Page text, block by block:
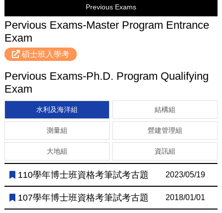
Previous Exams
Pervious Exams-Master Program Entrance
Exam
碩士班入學考
Pervious Exams-Ph.D. Program Qualifying
Exam
水利及海洋組 結構組
測量組 營建管理組
大地組 資訊組
110學年博士班資格考筆試考古題 2023/05/19
107學年博士班資格考筆試考古題 2018/01/01